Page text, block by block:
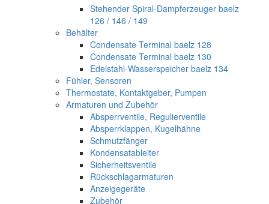
Stehender Spiral-Dampferzeuger baelz
126 / 146 / 149
Behälter
Condensate Terminal baelz 128
Condensate Terminal baelz 130
Edelstahl-Wasserspeicher baelz 134
Fühler, Sensoren
Thermostate, Kontaktgeber, Pumpen
Armaturen und Zubehör
Absperrventile, Regulierventile
Absperrklappen, Kugelhähne
Schmutzfänger
Kondensatableiter
Sicherheitsventile
Rückschlagarmaturen
Anzeigegeräte
Zubehör